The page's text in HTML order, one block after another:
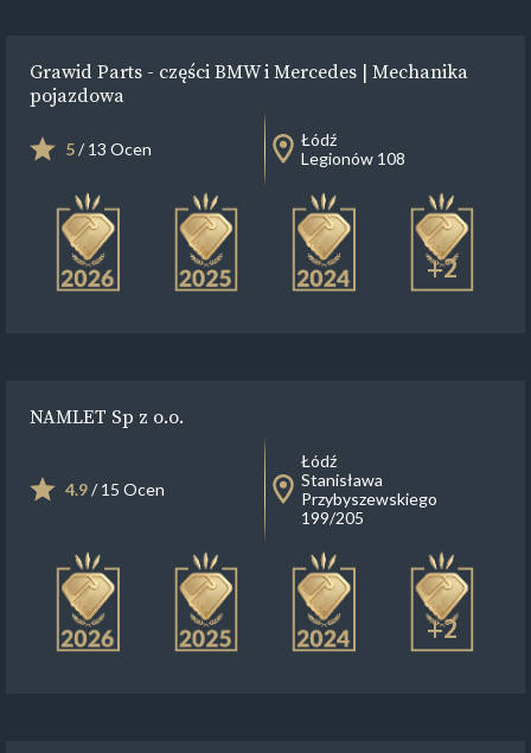
Grawid Parts - części BMW i Mercedes | Mechanika
pojazdowa
5/ 13 Ocen
Łódź
Legionów 108
+2
NAMLET Sp z o.o.
4.9/ 15 Ocen
Łódź
Stanisława
Przybyszewskiego
199/205
+2